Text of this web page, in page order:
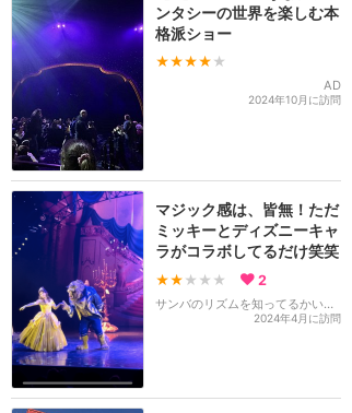
ンタシーの世界を楽しむ本
格派ショー
★★★★ ★
AD
2024年10月に訪問
マジック感は、皆無！ただ
ミッキーとディズニーキャ
ラがコラボしてるだけ笑笑
★★ ★★★ 2
サンバのリズムを知ってるかい！？
2024年4月に訪問